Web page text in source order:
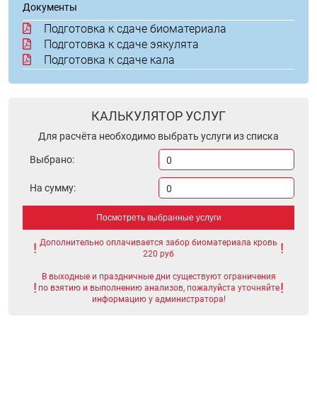
Документы
Подготовка к сдаче биоматериала
Подготовка к сдаче эякулята
Подготовка к сдаче кала
КАЛЬКУЛЯТОР УСЛУГ
Для расчёта необходимо выбрать услуги из списка
Выбрано: 0
На сумму: 0
Посмотреть выбранные услуги
Дополнительно оплачивается забор биоматериала кровь
220 руб
В выходные и праздничные дни существуют ограничения
по взятию и выполнению анализов, пожалуйста уточняйте
информацию у администратора!